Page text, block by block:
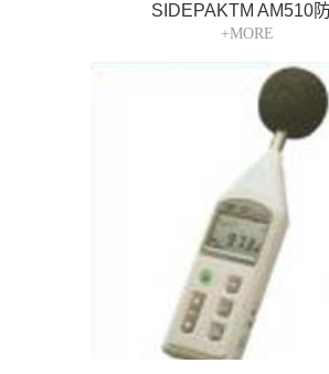
SIDEPAKTM AM510
+MORE